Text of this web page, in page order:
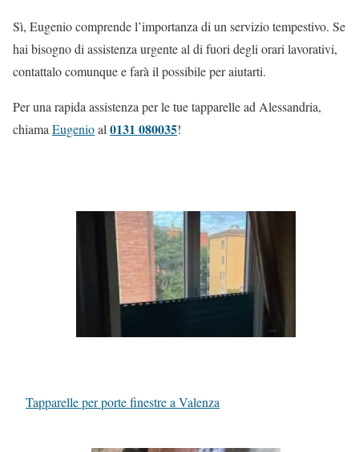
Sì, Eugenio comprende l’importanza di un servizio tempestivo. Se
hai bisogno di assistenza urgente al di fuori degli orari lavorativi,
contattalo comunque e farà il possibile per aiutarti.
Per una rapida assistenza per le tue tapparelle ad Alessandria,
chiamaEugenioal0131 080035!
Tapparelle per porte finestre a Valenza